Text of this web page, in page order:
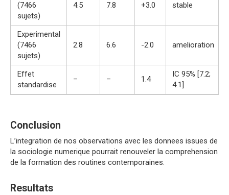
(7466
sujets)
4.5 7.8 +3.0 stable
Experimental
(7466
sujets)
2.8 6.6 -2.0 amelioration
Effet
standardise
– – 1.4
IC 95% [7.2;
4.1]
Conclusion
L’integration de nos observations avec les donnees issues de
la sociologie numerique pourrait renouveler la comprehension
de la formation des routines contemporaines.
Resultats